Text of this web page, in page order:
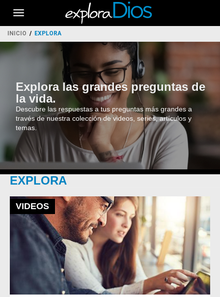
Toggle
navigation
INICIO EXPLORA
Explora las grandes preguntas de
la vida.
Descubre las respuestas a tus preguntas más grandes a
través de nuestra colección de videos, series, artículos y
temas.
EXPLORA
VIDEOS